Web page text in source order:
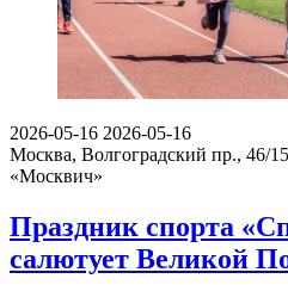
2026-05-16 2026-05-16
Москва, Волгоградский пр., 46/15
«Москвич»
Праздник спорта
салютует Великой